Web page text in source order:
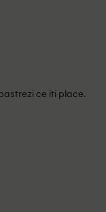
ce iti place.